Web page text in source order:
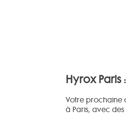
Hyrox Paris
Votre prochaine
à Paris, avec